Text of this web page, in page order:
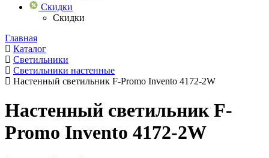
Скидки
Скидки
Главная
Каталог
Светильники
Светильники настенные
Настенный светильник F-Promo Invento 4172-2W
Настенный светильник F-
Promo Invento 4172-2W